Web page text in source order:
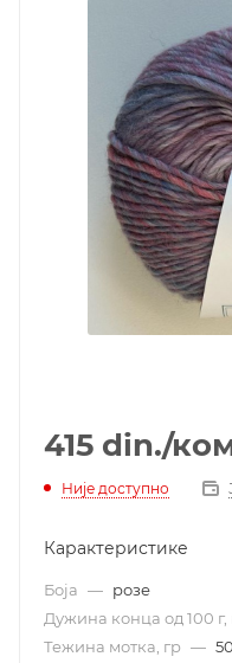
415 din./
Није доступно
Карактеристике
Боја — розе
Дужина конца од 100 г,
Тежина мотка, гр — 50